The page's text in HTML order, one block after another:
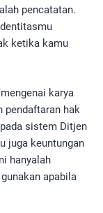
pencatatan.
ketika kamu
karya
pendaftaran hak
sistem Ditjen
juga keuntungan
hanyalah
apabila